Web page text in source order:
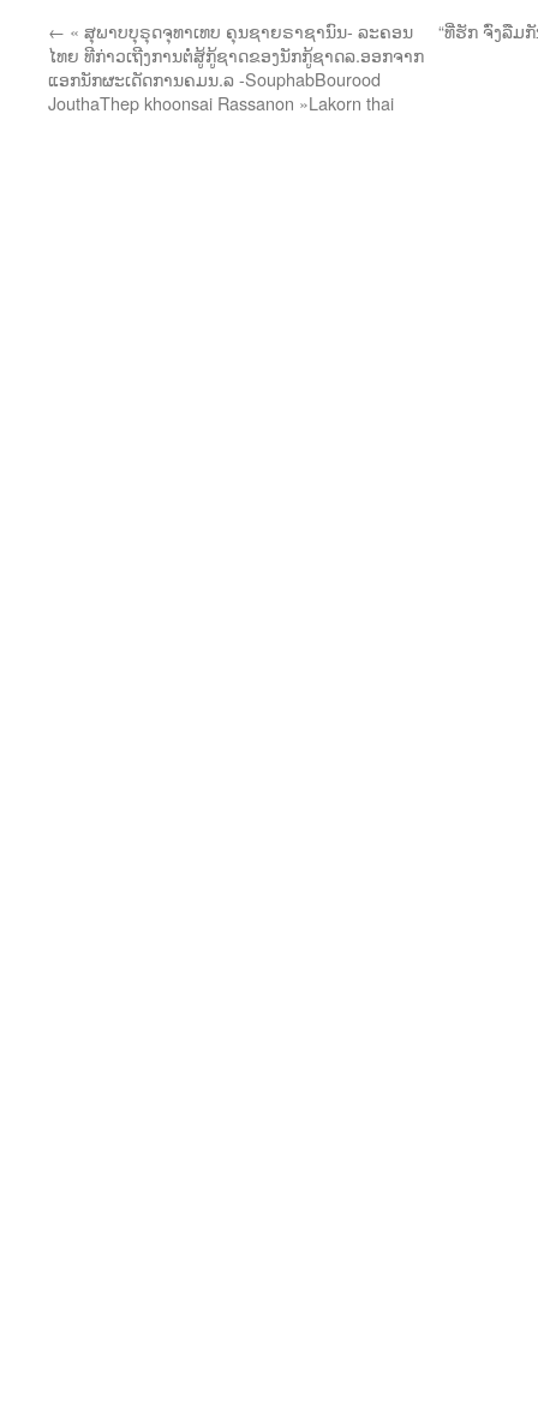
← « ສຸພາບບຸຣຸດຈຸທາເທບ ຄຸນຊາຍຣາຊານົນ- ລະຄອນ
ໄທຍ ທີກ່າວເຖີງການຕໍ່ສູ້ກູ້ຊາດຂອງນັກກູ້ຊາດລ.ອອກຈາກ
ແອກນັກຜະເດັດການຄມນ.ລ -SouphabBourood
JouthaThep khoonsai Rassanon »Lakorn thai
“ທີ່ຮັກ ຈົ່ງລືມ